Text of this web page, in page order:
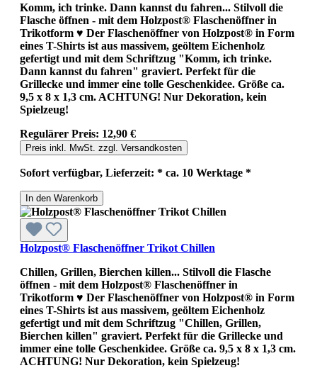
Komm, ich trinke. Dann kannst du fahren... Stilvoll die
Flasche öffnen - mit dem Holzpost® Flaschenöffner in
Trikotform ♥ Der Flaschenöffner von Holzpost® in Form
eines T-Shirts ist aus massivem, geöltem Eichenholz
gefertigt und mit dem Schriftzug "Komm, ich trinke.
Dann kannst du fahren" graviert. Perfekt für die
Grillecke und immer eine tolle Geschenkidee. Größe ca.
9,5 x 8 x 1,3 cm. ACHTUNG! Nur Dekoration, kein
Spielzeug!
Regulärer Preis: 12,90 €
Preis inkl. MwSt. zzgl. Versandkosten
Sofort verfügbar, Lieferzeit: * ca. 10 Werktage *
In den Warenkorb
Holzpost® Flaschenöffner Trikot Chillen
Chillen, Grillen, Bierchen killen... Stilvoll die Flasche
öffnen - mit dem Holzpost® Flaschenöffner in
Trikotform ♥ Der Flaschenöffner von Holzpost® in Form
eines T-Shirts ist aus massivem, geöltem Eichenholz
gefertigt und mit dem Schriftzug "Chillen, Grillen,
Bierchen killen" graviert. Perfekt für die Grillecke und
immer eine tolle Geschenkidee. Größe ca. 9,5 x 8 x 1,3 cm.
ACHTUNG! Nur Dekoration, kein Spielzeug!